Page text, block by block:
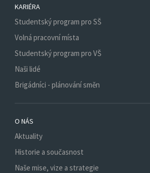
KARIÉRA
Studentský program pro SŠ
Volná pracovní místa
Studentský program pro VŠ
Naši lidé
Brigádníci - plánování směn
O NÁS
Aktuality
Historie a současnost
Naše mise, vize a strategie